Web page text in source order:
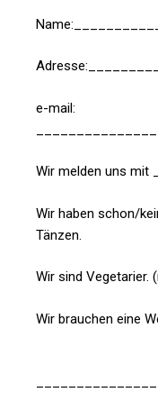
e-mail:
Wir melden uns mit
Wir haben schon/
Tänzen.
Wir sind Vegetarier.
Wir brauchen eine